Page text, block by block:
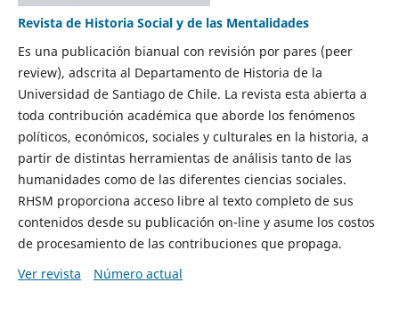
Revista de Historia Social y de las Mentalidades
Es una publicación bianual con revisión por pares (peer
review), adscrita al Departamento de Historia de la
Universidad de Santiago de Chile. La revista esta abierta a
toda contribución académica que aborde los fenómenos
políticos, económicos, sociales y culturales en la historia, a
partir de distintas herramientas de análisis tanto de las
humanidades como de las diferentes ciencias sociales.
RHSM proporciona acceso libre al texto completo de sus
contenidos desde su publicación on-line y asume los costos
de procesamiento de las contribuciones que propaga.
Ver revista
Número actual